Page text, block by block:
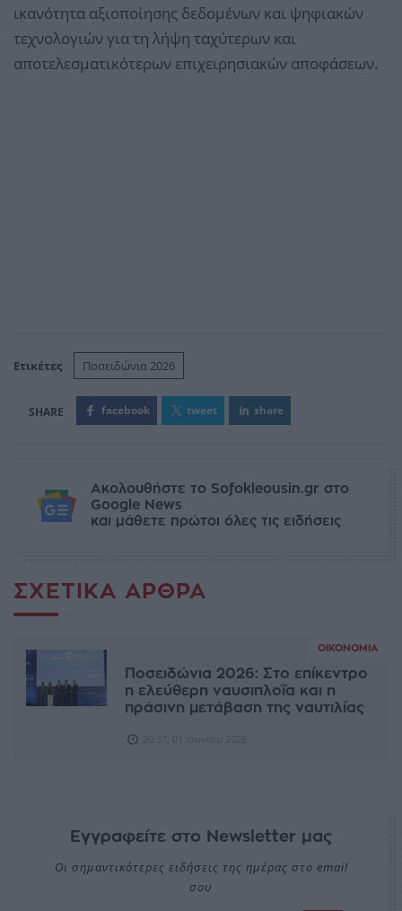
ικανότητα αξιοποίησης δεδομένων και ψηφιακών
τεχνολογιών για τη λήψη ταχύτερων και
αποτελεσματικότερων επιχειρησιακών αποφάσεων.
Ετικέτες Ποσειδώνια 2026
facebook tweet share
Ακολουθήστε το Sofokleousin.gr στο
Google News
και μάθετε πρώτοι όλες τις ειδήσεις
ΣΧΕΤΙΚΆ ΆΡΘΡΑ
ΟΙΚΟΝΟΜΊΑ
Ποσειδώνια 2026: Στο επίκεντρο
η ελεύθερη ναυσιπλοΐα και η
πράσινη μετάβαση της ναυτιλίας
Εγγραφείτε στο Newsletter μας
Οι σημαντικότερες ειδήσεις της ημέρας στο email
σου